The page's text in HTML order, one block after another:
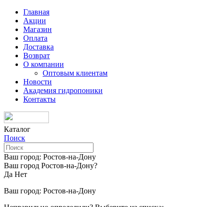
Главная
Акции
Магазин
Оплата
Доставка
Возврат
О компании
Оптовым клиентам
Новости
Академия гидропоники
Контакты
Каталог
Поиск
Ваш город: Ростов-на-Дону
Ваш город Ростов-на-Дону?
Да Нет
Ваш город: Ростов-на-Дону